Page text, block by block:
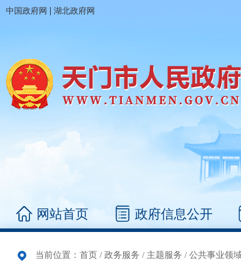
中国政府网 | 湖北政府网
网站首页 政府信息公开
当前位置： 首页 / 政务服务 / 主题服务 / 公共事业领